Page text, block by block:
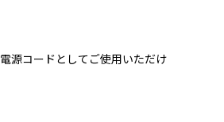
源コードとしてご使用いただけ